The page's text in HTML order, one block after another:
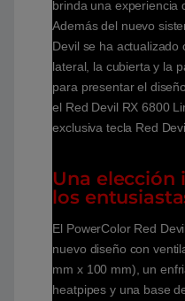
brinda una experiencia
Además del nuevo
Devil se ha actualizado
lateral, la cubierta y la
para presentar el
el Red Devil RX 6800
exclusiva tecla Red
Una elección
los
El PowerColor Red
nuevo diseño con
mm x 100 mm), un
heatpipes y una base